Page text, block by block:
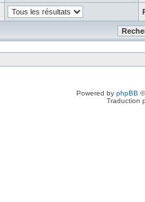
Powered by phpBB
Traduction